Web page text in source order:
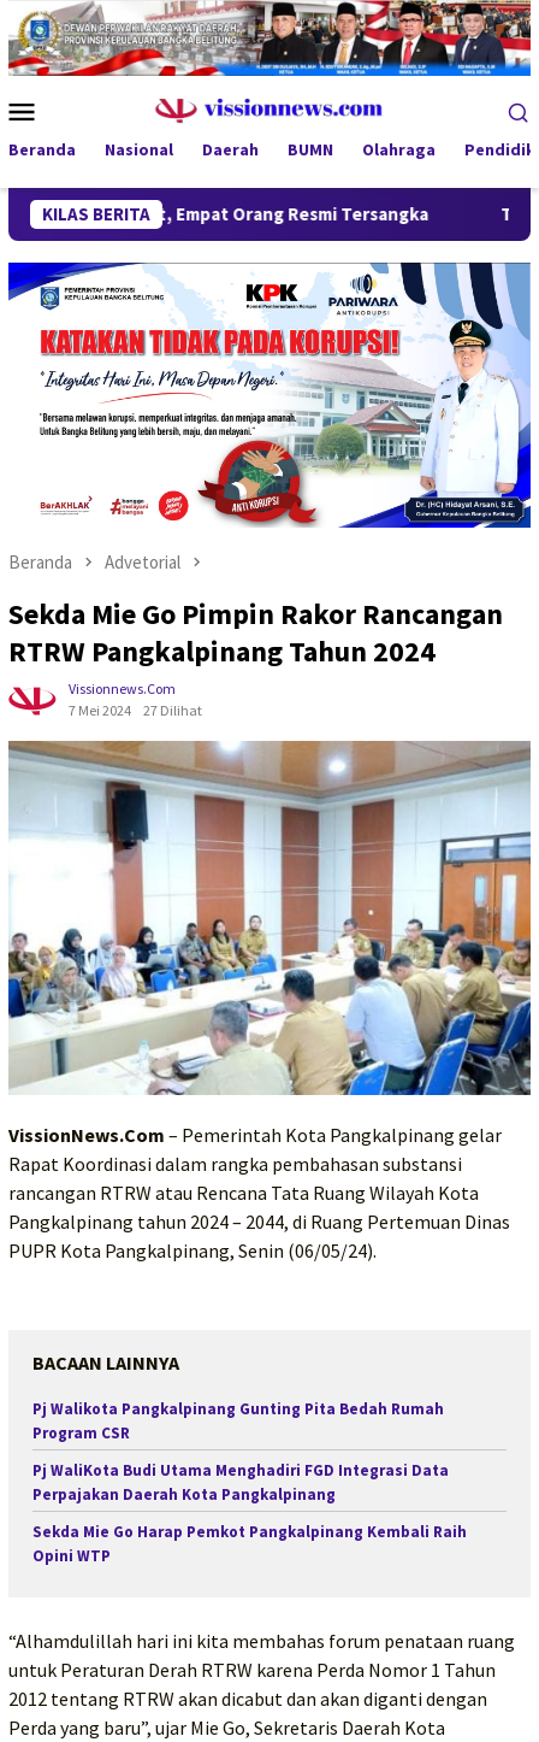
Loncat
ke
konten
Mobile
Beranda Nasional Daerah BUMN Olahraga
KILAS BERITA
Berlanjut, Empat Orang Resmi Tersangka Tinjau
Beranda Advetorial
Sekda Mie Go Pimpin Rakor Rancangan
RTRW Pangkalpinang Tahun 2024
Vissionnews.com
7 Mei 2024
27 Dilihat
VissionNews.Com – Pemerintah Kota Pangkalpinang gelar
Rapat Koordinasi dalam rangka pembahasan substansi
rancangan RTRW atau Rencana Tata Ruang Wilayah Kota
Pangkalpinang tahun 2024 – 2044, di Ruang Pertemuan Dinas
PUPR Kota Pangkalpinang, Senin (06/05/24).
BACAAN LAINNYA
Pj Walikota Pangkalpinang Gunting Pita Bedah Rumah
Program CSR
Pj WaliKota Budi Utama Menghadiri FGD Integrasi Data
Perpajakan Daerah Kota Pangkalpinang
Sekda Mie Go Harap Pemkot Pangkalpinang Kembali Raih
Opini WTP
“Alhamdulillah hari ini kita membahas forum penataan ruang
untuk Peraturan Derah RTRW karena Perda Nomor 1 Tahun
2012 tentang RTRW akan dicabut dan akan diganti dengan
Perda yang baru”, ujar Mie Go, Sekretaris Daerah Kota